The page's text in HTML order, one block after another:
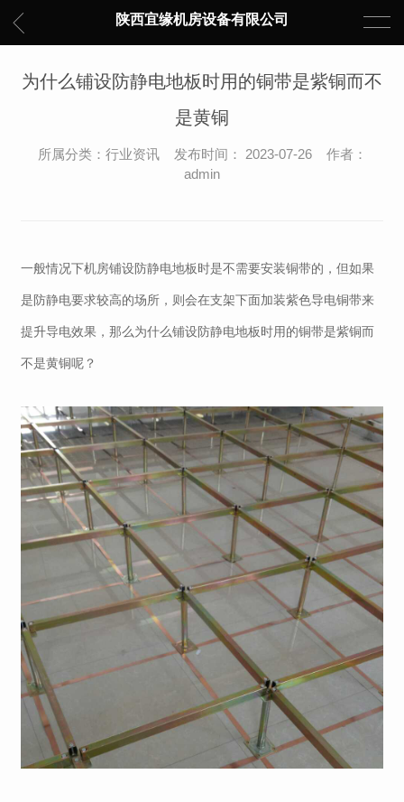
陕西宜缘机房设备有限公司
为什么铺设防静电地板时用的铜带是紫铜而不
是黄铜
所属分类：行业资讯 发布时间： 2023-07-26 作者：
admin
一般情况下机房铺设防静电地板时是不需要安装铜带的 ，但如果
是防静电要求较高的场所 ，则会在支架下面加装紫色导电铜带来
提升导电效果 ，那么为什么铺设防静电地板时用的铜带是紫铜而
不是黄铜呢？